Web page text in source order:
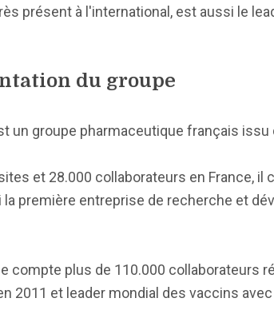
présent à l'international, est aussi le
du groupe
un groupe pharmaceutique français
et 28.000 collaborateurs en France, il
première entreprise de recherche et
compte plus de 110.000 collaborateurs
2011 et leader mondial des vaccins